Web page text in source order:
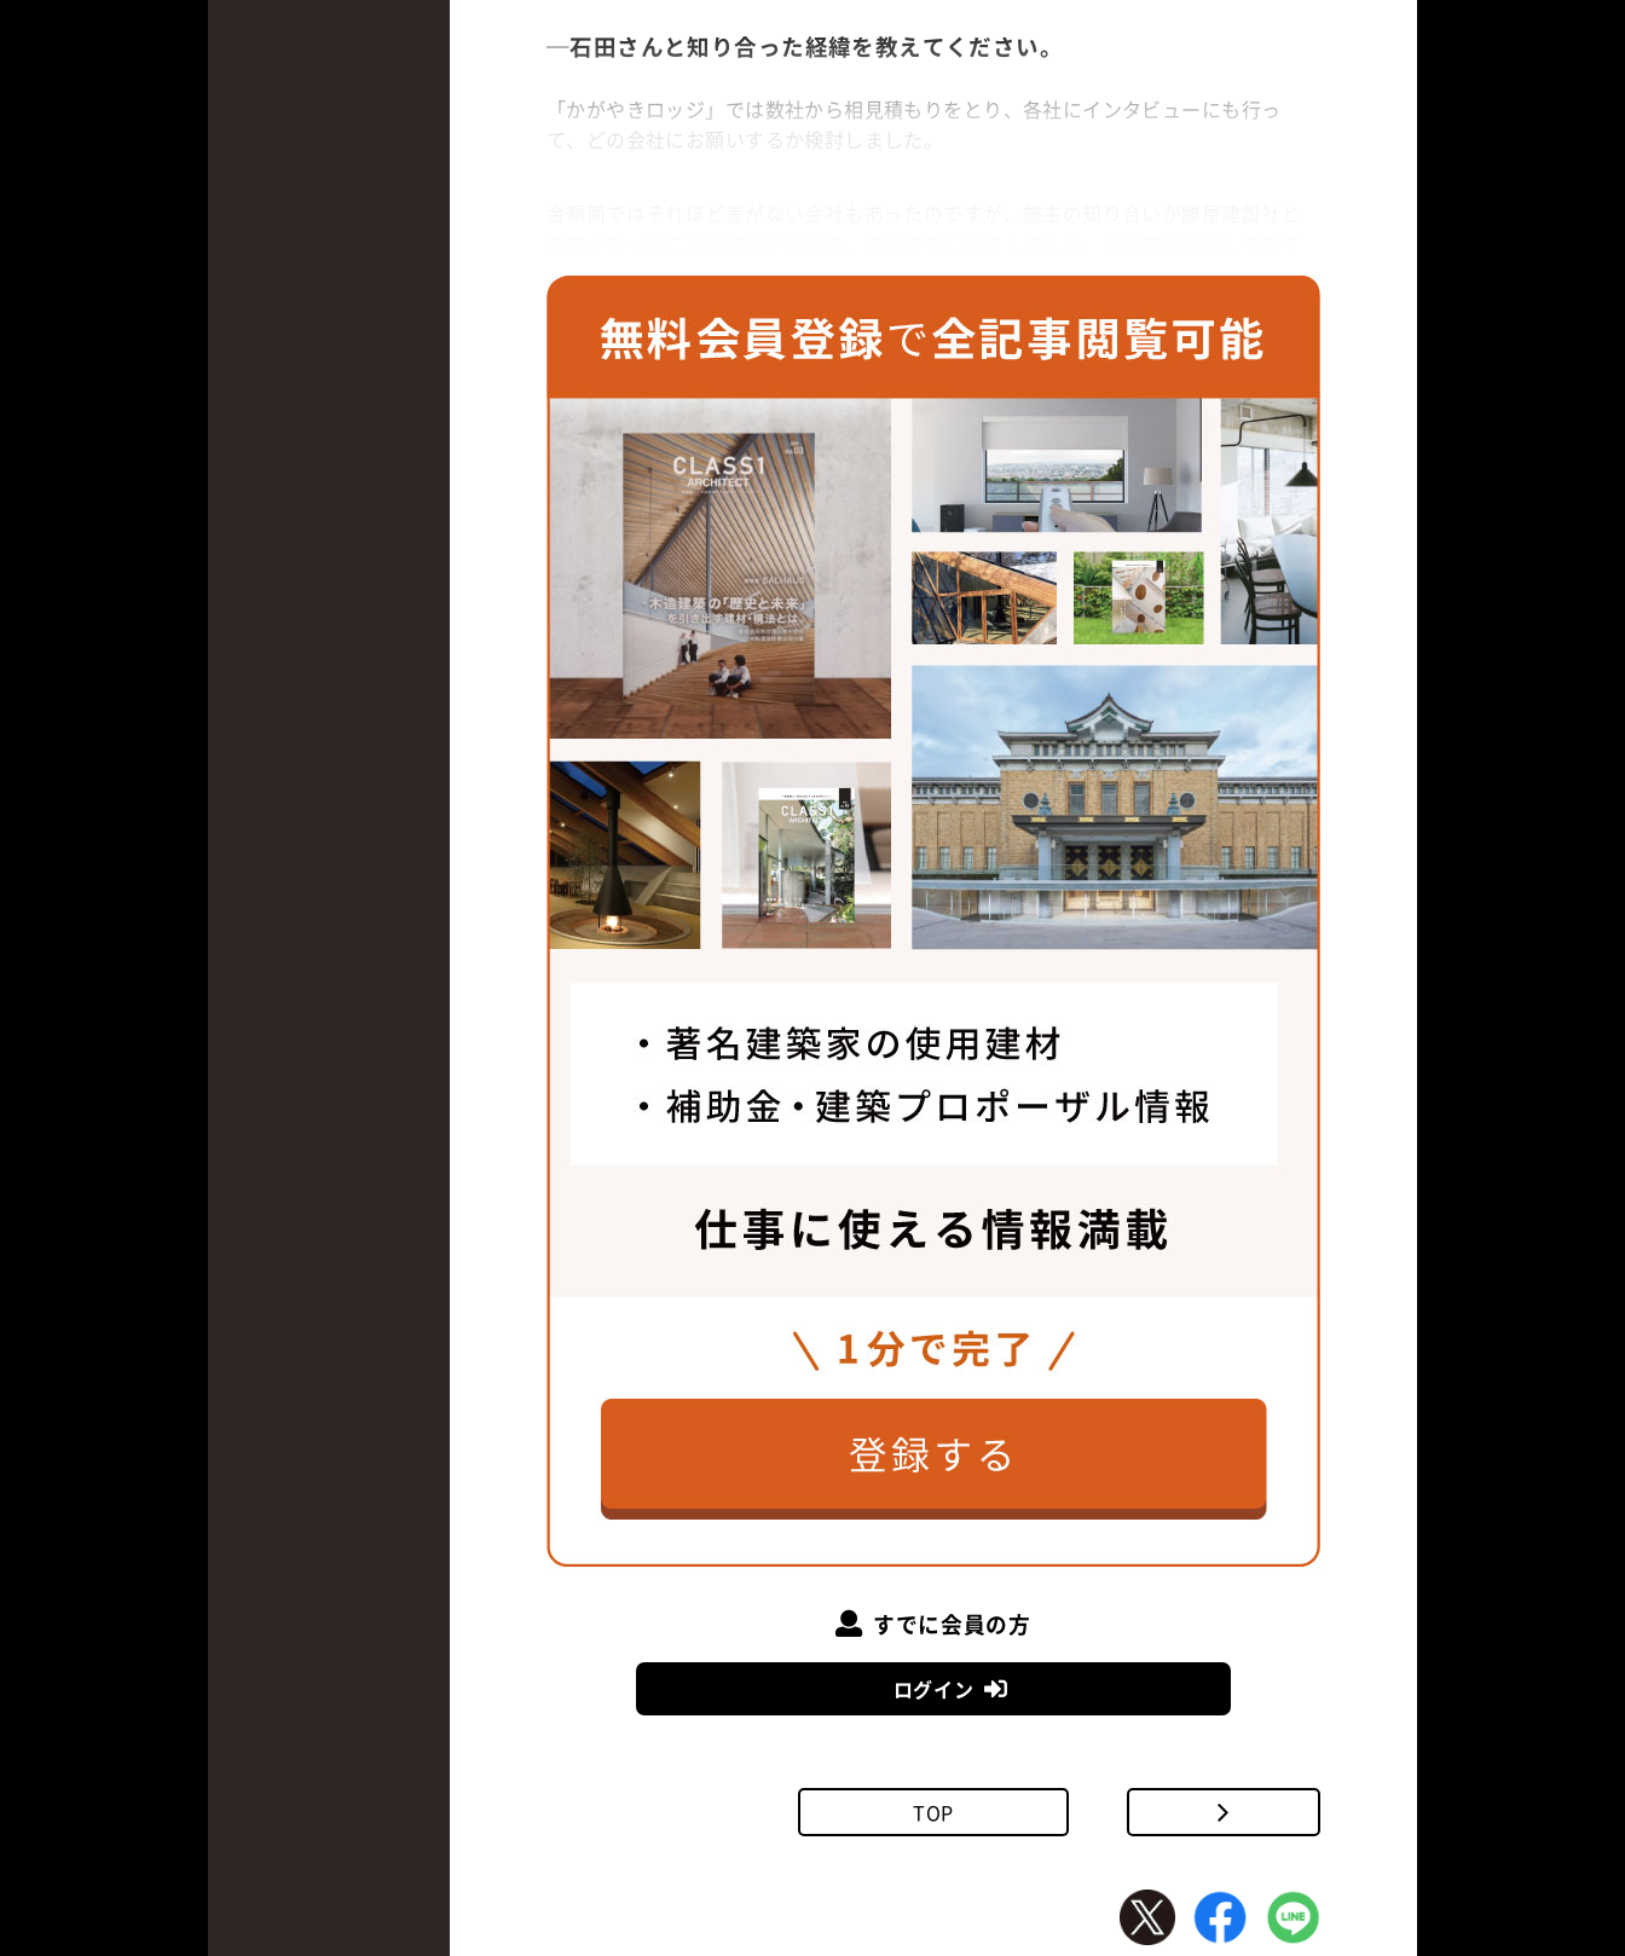
─石田さんと知り合った経緯を教えてください。
「かがやきロッジ」では数社から相見積もりをとり、各社にインタビューにも行っ
て、どの会社にお願いするか検討しました。
くださったのが石田さんでした。
─石田さんとの仕事で印象深かったことは？
「かがやきロッジ」では、うまくいかずにやり直しをした部分もありました。しかし
「かがやきキャンプ」では、私も石田さんもお互いに「かがやきロッジ」での経験を
ふまえて進められたのが良かったと思います。石田さんは、まじめで、細やかに物事
を見てくださいます。ディテールやこちらが気にしそうなところを先回りして動いて
くださっていました。
「かがやきキャンプ」施工準備期間の2020年4月～5月は、ちょうどコロナによる自粛
期間。医療施設ということもあり、現場に頻繁に足を運べる状況ではありませんでし
た。要所では現場で確認しましたが、打合せは基本的にオンラインにならざるを得な
い。構造の配筋検査は、事前にチェック箇所を決めておき、当日そこを画面に映して
もらって確認する、という方法で行いました。
コロナ禍の工事を乗り切ったという意味で、石田さんと「かがやきキャンプ」は非常
に思い出深いですね。
建築家 安宅研太郎氏
─ 安宅さんから石田さんへメッセージをお願いします。
すでに会員の方
ログイン
TOP